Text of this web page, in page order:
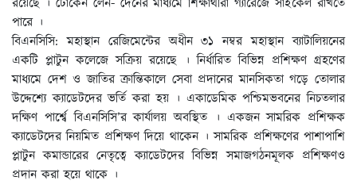
পারে ।
বিএনসিসি: মহাস্থান রেজিমেন্টের অধীন ৩১ নম্বর মহাস্থান ব্যাটালিয়নের
একটি প্লাটুন কলেজে সক্রিয় রয়েছে । নির্ধারিত বিভিন্ন প্রশিক্ষণ গ্রহণের
মাধ্যমে দেশ ও জাতির ক্রান্তিকালে সেবা প্রদানের মানসিকতা গড়ে তোলার
উদ্দেশ্যে ক্যাডেটদের ভর্তি করা হয় । একাডেমিক পশ্চিমভবনের নিচতলার
দক্ষিণ পার্শ্বে বিএনসিসি’র কার্যালয় অবস্থিত । একজন সামরিক প্রশিক্ষক
ক্যাডেটদের নিয়মিত প্রশিক্ষণ দিয়ে থাকেন । সামরিক প্রশিক্ষণের পাশাপাশি
প্লাটুন কমান্ডারের নেতৃত্বে ক্যাডেটদের বিভিন্ন সমাজগঠনমূলক প্রশিক্ষণও
প্রদান করা হয়ে থাকে ।